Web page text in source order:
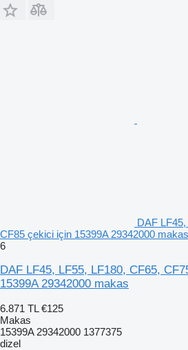
DAF
CF85 çekici için 15399A 29342000 makas
6
DAF LF45, LF55, LF180, CF65,
15399A 29342000 makas
6.871 TL €125
Makas
15399A 29342000 1377375
dizel